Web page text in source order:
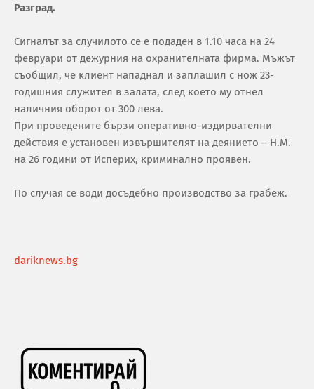
Разград.
Сигналът за случилото се е подаден в 1.10 часа на 24
февруари от дежурния на охранителната фирма. Мъжът
съобщил, че клиент нападнал и заплашил с нож 23-
годишния служител в залата, след което му отнел
наличния оборот от 300 лева.
При проведените бързи оперативно-издирвателни
действия е установен извършителят на деянието – Н.М.
на 26 години от Исперих, криминално проявен.
По случая се води досъдебно производство за грабеж.
dariknews.bg